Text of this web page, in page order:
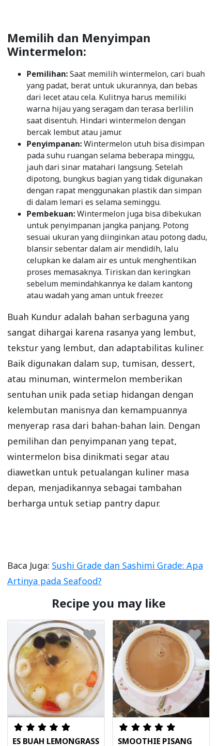
Memilih dan Menyimpan
Wintermelon:
Pemilihan:Saat memilih wintermelon, cari buah
yang padat, berat untuk ukurannya, dan bebas
dari lecet atau cela. Kulitnya harus memiliki
warna hijau yang seragam dan terasa berlilin
saat disentuh. Hindari wintermelon dengan
bercak lembut atau jamur.
Penyimpanan:Wintermelon utuh bisa disimpan
pada suhu ruangan selama beberapa minggu,
jauh dari sinar matahari langsung. Setelah
dipotong, bungkus bagian yang tidak digunakan
dengan rapat menggunakan plastik dan simpan
di dalam lemari es selama seminggu.
Pembekuan:Wintermelon juga bisa dibekukan
untuk penyimpanan jangka panjang. Potong
sesuai ukuran yang diinginkan atau potong dadu,
blansir sebentar dalam air mendidih, lalu
celupkan ke dalam air es untuk menghentikan
proses memasaknya. Tiriskan dan keringkan
sebelum memindahkannya ke dalam kantong
atau wadah yang aman untuk freezer.
Buah Kundur adalah bahan serbaguna yang
sangat dihargai karena rasanya yang lembut,
tekstur yang lembut, dan adaptabilitas kuliner.
Baik digunakan dalam sup, tumisan, dessert,
atau minuman, wintermelon memberikan
sentuhan unik pada setiap hidangan dengan
kelembutan manisnya dan kemampuannya
menyerap rasa dari bahan-bahan lain. Dengan
pemilihan dan penyimpanan yang tepat,
wintermelon bisa dinikmati segar atau
diawetkan untuk petualangan kuliner masa
depan, menjadikannya sebagai tambahan
berharga untuk setiap pantry dapur.
Baca Juga: Sushi Grade dan Sashimi Grade: Apa
Artinya pada Seafood?
Recipe you may like
ES BUAH LEMONGRASS SMOOTHIE PISANG